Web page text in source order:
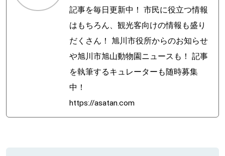
記事を毎日更新中！ 市民に役立つ情報
はもちろん、観光客向けの情報も盛り
だくさん！ 旭川市役所からのお知らせ
や旭川市旭山動物園ニュースも！ 記事
を執筆するキュレーターも随時募集
中！
https://asatan.com